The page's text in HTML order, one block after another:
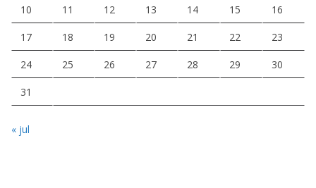
10 11 12 13 14 15 16
17 18 19 20 21 22 23
24 25 26 27 28 29 30
31
« jul